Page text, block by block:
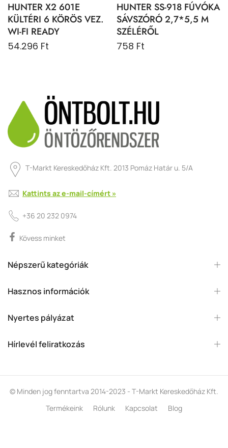
HUNTER X2 601E
KÜLTÉRI 6 KÖRÖS VEZ.
WI-FI READY
54.296 Ft
HUNTER SS-918 FÚVÓKA
SÁVSZÓRÓ 2,7*5,5 M
SZÉLÉRŐL
758 Ft
T-Markt Kereskedőház Kft. 2013 Pomáz Határ u. 5/A
Kattints az e-mail-címért »
+36 20 232 0974
Kövess minket
Népszerű kategóriák
Hasznos információk
Nyertes pályázat
Hírlevél feliratkozás
© Minden jog fenntartva 2014-2023 - T-Markt Kereskedőház Kft.
Termékeink
Rólunk Kapcsolat Blog